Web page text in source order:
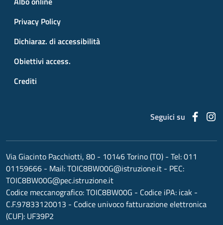
Privacy Policy
Dichiaraz. di accessibilità
Obiettivi access.
Crediti
Seguici su
Via Giacinto Pacchiotti, 80 - 10146 Torino (TO) - Tel:011
01159666 - Mail:TOIC8BW00G@istruzione.it - PEC:
TOIC8BW00G@pec.istruzione.it
Codice meccanografico:TOIC8BW00G - Codice iPA: icak -
C.F.97833120013 - Codice univoco fatturazione elettronica
(CUF): UF39P2